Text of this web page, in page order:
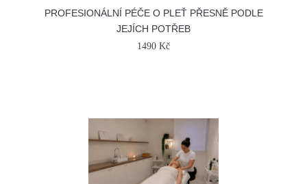
PROFESIONÁLNÍ PÉČE O PLEŤ PŘESNĚ PODLE
JEJÍCH POTŘEB
1490 Kč